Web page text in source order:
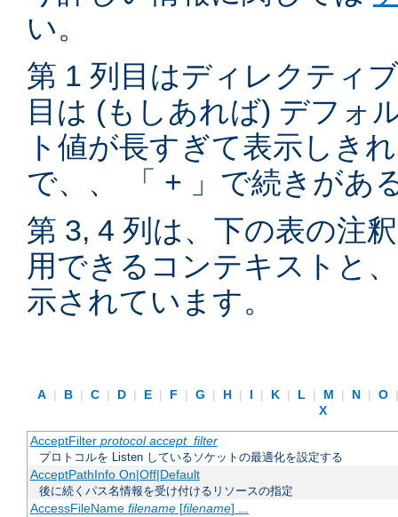
い。
第 1 列目はディレクティ
目は (もしあれば) デフォ
ト値が長すぎて表示しき
で、、 「 + 」で続きがあ
第 3, 4 列は、下の表の注
用できるコンテキストと
示されています。
A | B | C | D | E | F | G | H | I | K | L | M | N | O
X
AcceptFilter protocol accept_filter
プロトコルを Listen しているソケットの最適化を設定する
AcceptPathInfo On|Off|Default
後に続くパス名情報を受け付けるリソースの指定
AccessFileName filename[filename] ...